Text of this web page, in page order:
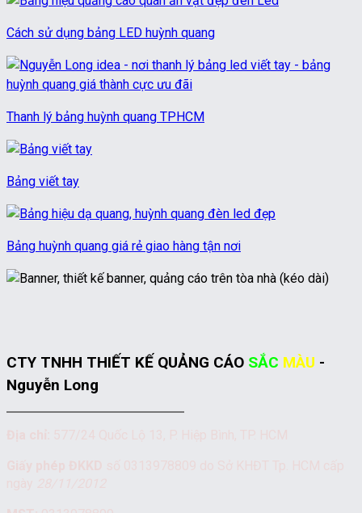
Cách sử dụng bảng LED huỳnh quang
Thanh lý bảng huỳnh quang TPHCM
Bảng viết tay
Bảng huỳnh quang giá rẻ giao hàng tận nơi
CTY TNHH THIẾT KẾ QUẢNG CÁO SẮC MÀU -
Nguyễn Long